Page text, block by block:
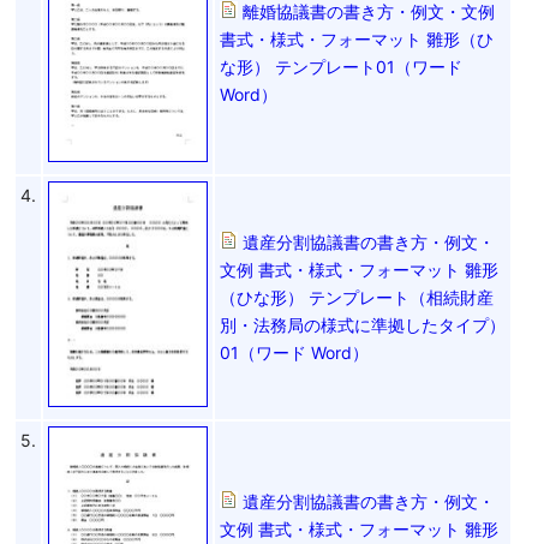
離婚協議書の書き方・例文・文例
書式・様式・フォーマット 雛形（ひ
な形） テンプレート01（ワード
Word）
4.
遺産分割協議書の書き方・例文・
文例 書式・様式・フォーマット 雛形
（ひな形） テンプレート（相続財産
別・法務局の様式に準拠したタイプ）
01（ワード Word）
5.
遺産分割協議書の書き方・例文・
文例 書式・様式・フォーマット 雛形